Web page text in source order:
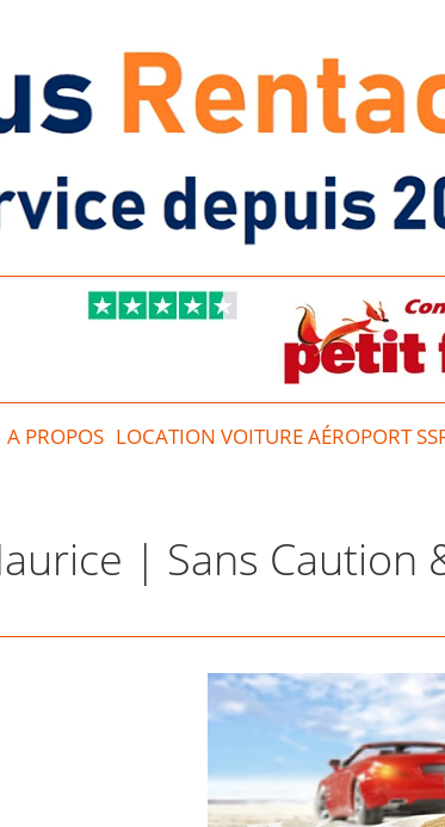
A PROPOS LOCATION VOITURE AÉROPORT
| Sans Caution